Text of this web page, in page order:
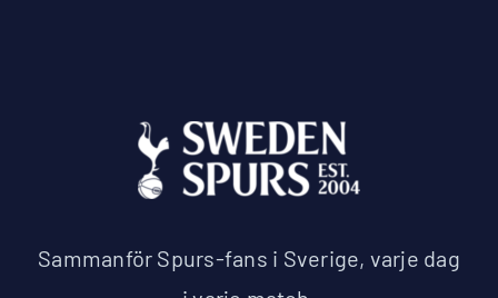
Sammanför Spurs-fans i Sverige, varje dag